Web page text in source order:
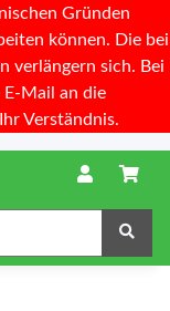
Gründen
können. Die bei
verlängern sich. Bei
E-Mail an die
Verständnis.